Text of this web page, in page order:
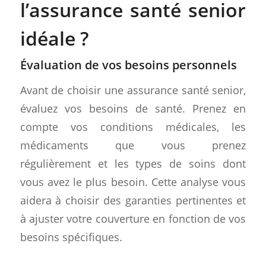
l’assurance santé senior
idéale ?
Évaluation de vos besoins personnels
Avant de choisir une assurance santé senior,
évaluez vos besoins de santé. Prenez en
compte vos conditions médicales, les
médicaments que vous prenez
régulièrement et les types de soins dont
vous avez le plus besoin. Cette analyse vous
aidera à choisir des garanties pertinentes et
à ajuster votre couverture en fonction de vos
besoins spécifiques.